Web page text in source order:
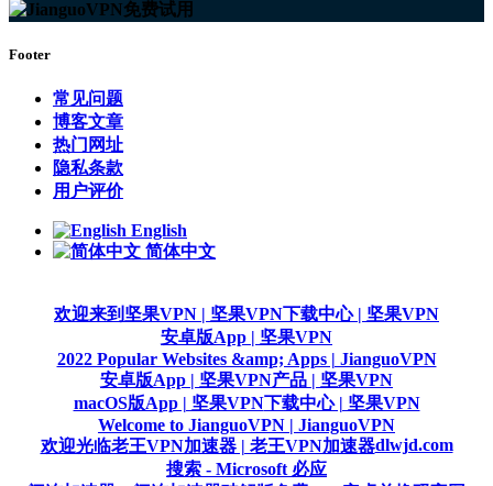
Footer
常见问题
博客文章
热门网址
隐私条款
用户评价
English
简体中文
欢迎来到坚果VPN | 坚果VPN 下载中心 | 坚果VPN
安卓版App | 坚果VPN
2022 Popular Websites &amp; Apps | JianguoVPN
安卓版App | 坚果VPN产品 | 坚果VPN
macOS版App | 坚果VPN下载中心 | 坚果VPN
Welcome to JianguoVPN | JianguoVPN
欢迎光临老王VPN加速器 | 老王VPN加速器dlwjd.com
搜索 - Microsoft 必应